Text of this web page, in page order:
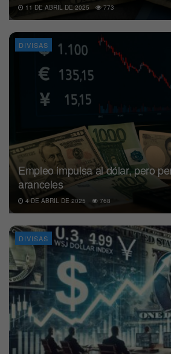
11 DE ABRIL DE 2025 773
DIVISAS
Empleo impulsa al dólar, pero
aranceles
4 DE ABRIL DE 2025 768
DIVISAS